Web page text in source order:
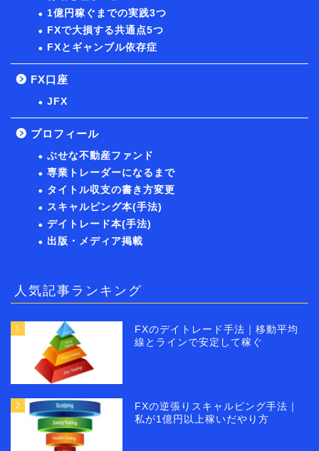
1億円稼ぐまでの実践3つ
FXで大損する共通点5つ
FXとギャンブル依存症
FX口座
JFX
プロフィール
ぶせな不動産ファンド
専業トレーダーになるまで
タイトル収支の書き方変更
スキャルピング本(手法)
デイトレード本(手法)
出版・メディア掲載
人気記事ランキング
1
FXのデイトレード手法｜移動平均
線とラインで安定して稼ぐ
2
FXの逆張りスキャルピング手法｜
私が1億円以上稼いだやり方